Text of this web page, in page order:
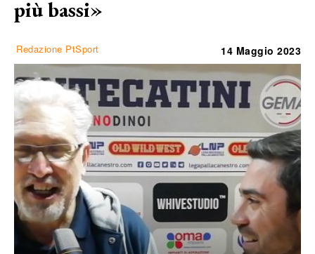
più bassi»
Redazione PtSport 14 Maggio 2023